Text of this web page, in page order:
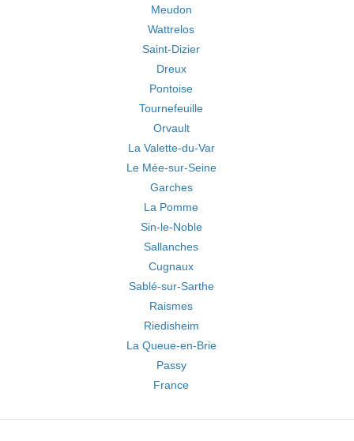
Meudon
Wattrelos
Saint-Dizier
Dreux
Pontoise
Tournefeuille
Orvault
La Valette-du-Var
Le Mée-sur-Seine
Garches
La Pomme
Sin-le-Noble
Sallanches
Cugnaux
Sablé-sur-Sarthe
Raismes
Riedisheim
La Queue-en-Brie
Passy
France